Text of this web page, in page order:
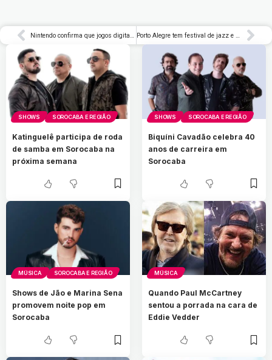
Nintendo confirma que jogos digitais do Switch 2 serão mais baratos que as versões físicas – Rolling Stone Brasil Porto Alegre tem festival de jazz e música instrumental neste sábado
SHOWS SOROCABA E REGIÃO
Katinguelê participa de roda
de samba em Sorocaba na
próxima semana
SHOWS SOROCABA E REGIÃO
Biquíni Cavadão celebra 40
anos de carreira em
Sorocaba
MÚSICA SOROCABA E REGIÃO
Shows de Jão e Marina Sena
promovem noite pop em
Sorocaba
MÚSICA
Quando Paul McCartney
sentou a porrada na cara de
Eddie Vedder